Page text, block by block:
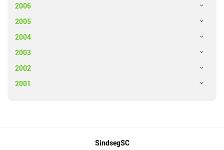
2006
2005
2004
2003
2002
2001
SindsegSC